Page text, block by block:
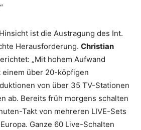
ist die Austragung des Int.
Herausforderung. Christian
„Mit hohem Aufwand
über 20-köpfigen
von über 35 TV-Stationen
ab. Bereits früh morgens schalten
Takt von mehreren LIVE-Sets
Ganze 60 Live-Schalten